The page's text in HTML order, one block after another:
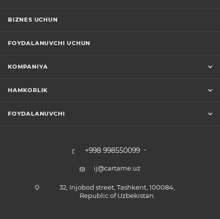
BIZNES UCHUN
FOYDALANUVCHI UCHUN
KOMPANIYA
HAMKORLIK
FOYDALANUVCHI
+998 998550099
ij@cartame.uz
32, Injobod street, Tashkent, 100084,
Republic of Uzbekistan.